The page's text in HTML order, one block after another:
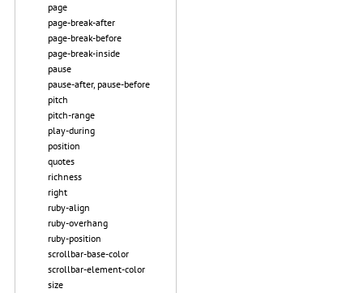
page
page-break-after
page-break-before
page-break-inside
pause
pause-after, pause-before
pitch
pitch-range
play-during
position
quotes
richness
right
ruby-align
ruby-overhang
ruby-position
scrollbar-base-color
scrollbar-element-color
size